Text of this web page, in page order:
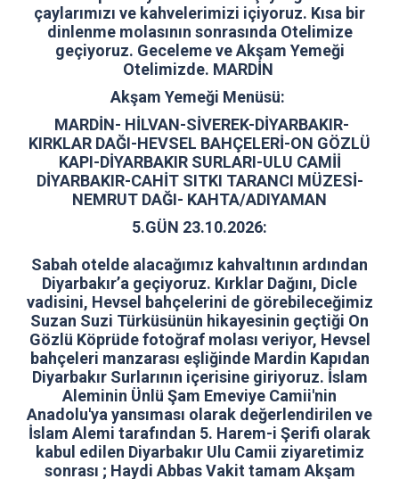
çaylarımızı ve kahvelerimizi içiyoruz. Kısa bir
dinlenme molasının sonrasında Otelimize
geçiyoruz. Geceleme ve Akşam Yemeği
Otelimizde. MARDİN
Akşam Yemeği Menüsü:
MARDİN- HİLVAN-SİVEREK-DİYARBAKIR-
KIRKLAR DAĞI-HEVSEL BAHÇELERİ-ON GÖZLÜ
KAPI-DİYARBAKIR SURLARI-ULU CAMİİ
DİYARBAKIR-CAHİT SITKI TARANCI MÜZESİ-
NEMRUT DAĞI- KAHTA/ADIYAMAN
5.GÜN 23.10.2026:
Sabah otelde alacağımız kahvaltının ardından
Diyarbakır’a geçiyoruz. Kırklar Dağını, Dicle
vadisini, Hevsel bahçelerini de görebileceğimiz
Suzan Suzi Türküsünün hikayesinin geçtiği On
Gözlü Köprüde fotoğraf molası veriyor, Hevsel
bahçeleri manzarası eşliğinde Mardin Kapıdan
Diyarbakır Surlarının içerisine giriyoruz. İslam
Aleminin Ünlü Şam Emeviye Camii'nin
Anadolu'ya yansıması olarak değerlendirilen ve
İslam Alemi tarafından 5. Harem-i Şerifi olarak
kabul edilen Diyarbakır Ulu Camii ziyaretimiz
sonrası ; Haydi Abbas Vakit tamam Akşam